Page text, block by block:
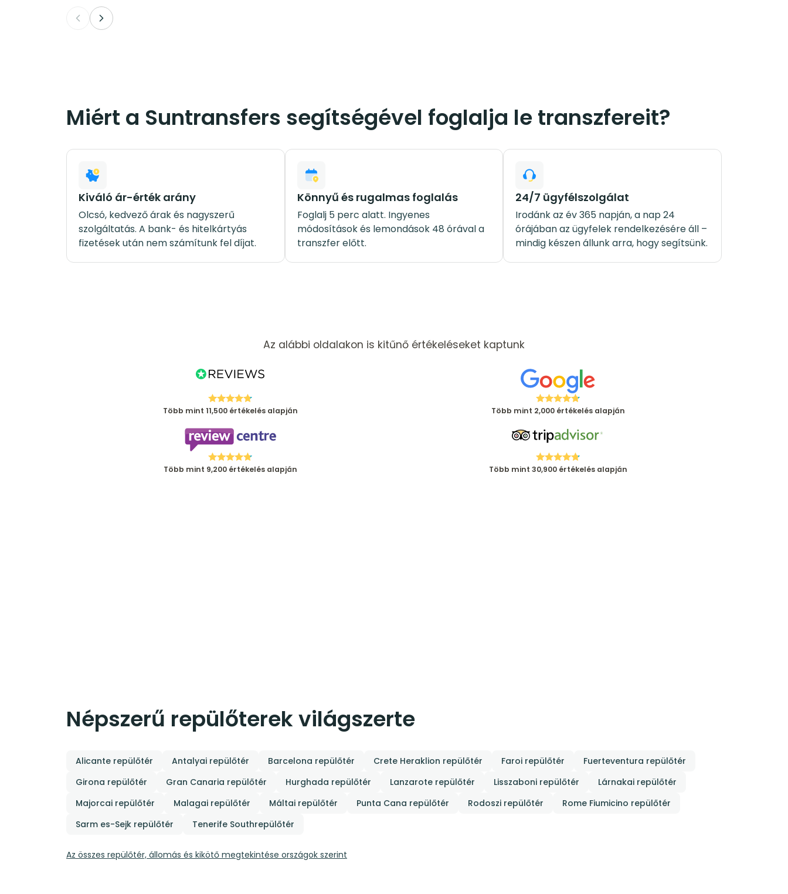
Miért a Suntransfers segítségével foglalja le transzfereit?
Kiváló ár-érték arány
Olcsó, kedvező árak és nagyszerű
szolgáltatás. A bank- és hitelkártyás
fizetések után nem számítunk fel díjat.
Könnyű és rugalmas foglalás
Foglalj 5 perc alatt. Ingyenes
módosítások és lemondások 48 órával a
transzfer előtt.
24/7 ügyfélszolgálat
Irodánk az év 365 napján, a nap 24
órájában az ügyfelek rendelkezésére áll –
mindig készen állunk arra, hogy segítsünk.
Az alábbi oldalakon is kitűnő értékeléseket kaptunk
Több mint 11,500 értékelés alapján Több mint 2,000 értékelés alapján
Több mint 9,200 értékelés alapján Több mint 30,900 értékelés alapján
Népszerű repülőterek világszerte
Alicante repülőtér Antalyai repülőtér Barcelona repülőtér Crete Heraklion repülőtér Faroi repülőtér
Fuerteventura repülőtér
Girona repülőtér
Gran Canaria repülőtér Hurghada repülőtér Lanzarote repülőtér Lisszaboni repülőtér
Lárnakai repülőtér
Majorcai repülőtér
Malagai repülőtér Máltai repülőtér Punta Cana repülőtér Rodoszi repülőtér
Rome Fiumicino repülőtér
Sarm es-Sejk repülőtér
Tenerife Southrepülőtér
Az összes repülőtér, állomás és kikötő megtekintése országok szerint